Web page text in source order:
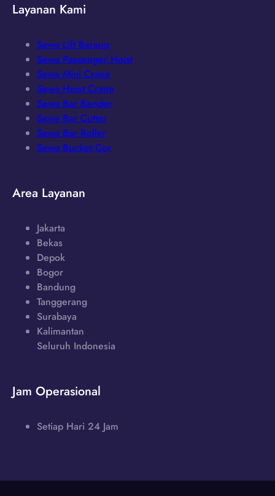
Layanan Kami
Sewa Lift Barang
Sewa Passenger Hoist
Sewa Mini Crane
Sewa Hoist Crane
Sewa Bar Bender
Sewa Bar Cutter
Sewa Bar Roller
Sewa Bucket Cor
Area Layanan
Jakarta
Bekas
Depok
Bogor
Bandung
Tanggerang
Surabaya
Kalimantan
Seluruh Indonesia
Jam Operasional
Setiap Hari 24 Jam